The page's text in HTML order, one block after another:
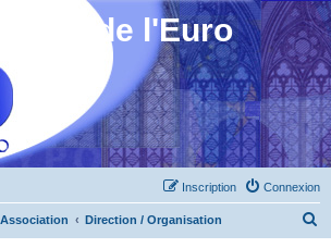
Amis de l'Euro
Connexion
Inscription
Direction / Organisation